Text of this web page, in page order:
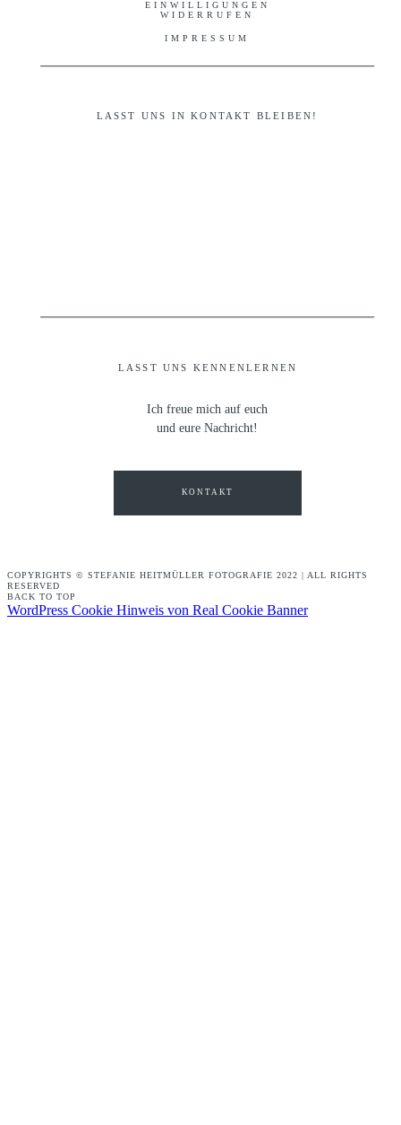
EINWILLIGUNGEN
WIDERRUFEN
IMPRESSUM
LASST UNS KENNENLERNEN
LASST UNS IN KONTAKT BLEIBEN!
Ich freue mich auf euch
und eure Nachricht!
KONTAKT
COPYRIGHTS © STEFANIE HEITMÜLLER FOTOGRAFIE 2022 | ALL RIGHTS
RESERVED
BACK TO TOP
WordPress Cookie Hinweis von Real Cookie Banner